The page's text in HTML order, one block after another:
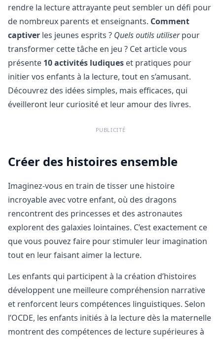
rendre la lecture attrayante peut sembler un défi pour
de nombreux parents et enseignants. Comment
captiver les jeunes esprits ? Quels outils utiliserpour
transformer cette tâche en jeu ? Cet article vous
présente 10 activités ludiques et pratiques pour
initier vos enfants à la lecture, tout en s’amusant.
Découvrez des idées simples, mais efficaces, qui
éveilleront leur curiosité et leur amour des livres.
PUBLICITÉ
Créer des histoires ensemble
Imaginez-vous en train de tisser une histoire
incroyable avec votre enfant, où des dragons
rencontrent des princesses et des astronautes
explorent des galaxies lointaines. C’est exactement ce
que vous pouvez faire pour stimuler leur imagination
tout en leur faisant aimer la lecture.
Les enfants qui participent à la création d’histoires
développent une meilleure compréhension narrative
et renforcent leurs compétences linguistiques. Selon
l’OCDE, les enfants initiés à la lecture dès la maternelle
montrent des compétences de lecture supérieures à